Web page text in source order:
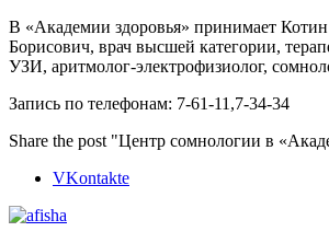
В «Академии здоровья» принимает
Борисович, врач высшей категории,
УЗИ, аритмолог-электрофизиолог,
Запись по телефонам: 7-61-11,7-34-34
Share the post "Центр сомнологии в
VKontakte